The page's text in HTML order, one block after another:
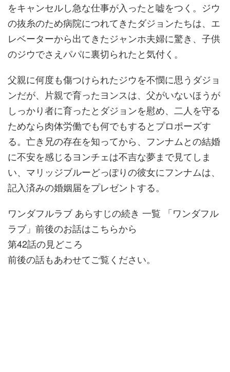
をキャンセルし急な仕事が入ったと嘘をつく。ジウ
の抜糸のため病院につれてきたダジョンたちは、エ
レベーターから出てきたジャンホ夫婦に驚き、子供
のジウでさえパパに裏切られたと気付く。
父親に何度も傷つけられたジウを不憫に思うダジョ
ンだが、片親で育ったヨンスは、父がいないほうが
しっかり者に育ったとダジョンを慰め、二人を守る
ためなら肉体労働でも何でもするとプロポーズす
る。亡き兄の存在を知ってから、フンナムとの結婚
に不安を感じるヨンチェは不吉な夢まで見てしま
い、マリッジブルーどっぽりの彼女にフンナムは、
記入済みの婚姻届をプレゼントする。
ワンダフルラブ あらすじの続き 一覧 「ワンダフル
ラブ」前後のお話はこちらから
第42話の見どころ
前後の話もあわせてご覧ください。